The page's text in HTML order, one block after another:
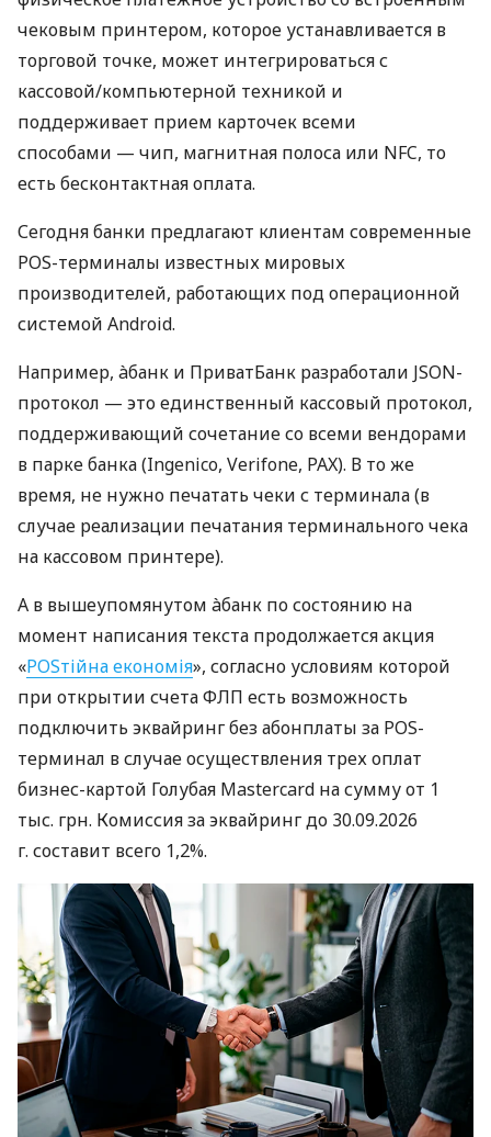
чековым принтером, которое устанавливается в
торговой точке, может интегрироваться с
кассовой/компьютерной техникой и
поддерживает прием карточек всеми
способами — чип, магнитная полоса или NFC, то
есть бесконтактная оплата.
Сегодня банки предлагают клиентам современные
POS-терминалы известных мировых
производителей, работающих под операционной
системой Android.
Например, àбанк и ПриватБанк разработали JSON-
протокол — это единственный кассовый протокол,
поддерживающий сочетание со всеми вендорами
в парке банка (Ingenico, Verifone, PAX). В то же
время, не нужно печатать чеки с терминала (в
случае реализации печатания терминального чека
на кассовом принтере).
А в вышеупомянутом àбанк по состоянию на
момент написания текста продолжается акция
«POSтійна економія», согласно условиям которой
при открытии счета ФЛП есть возможность
подключить эквайринг без абонплаты за POS-
терминал в случае осуществления трех оплат
бизнес-картой Голубая Mastercard на сумму от 1
тыс. грн. Комиссия за эквайринг до 30.09.2026
г. составит всего 1,2%.